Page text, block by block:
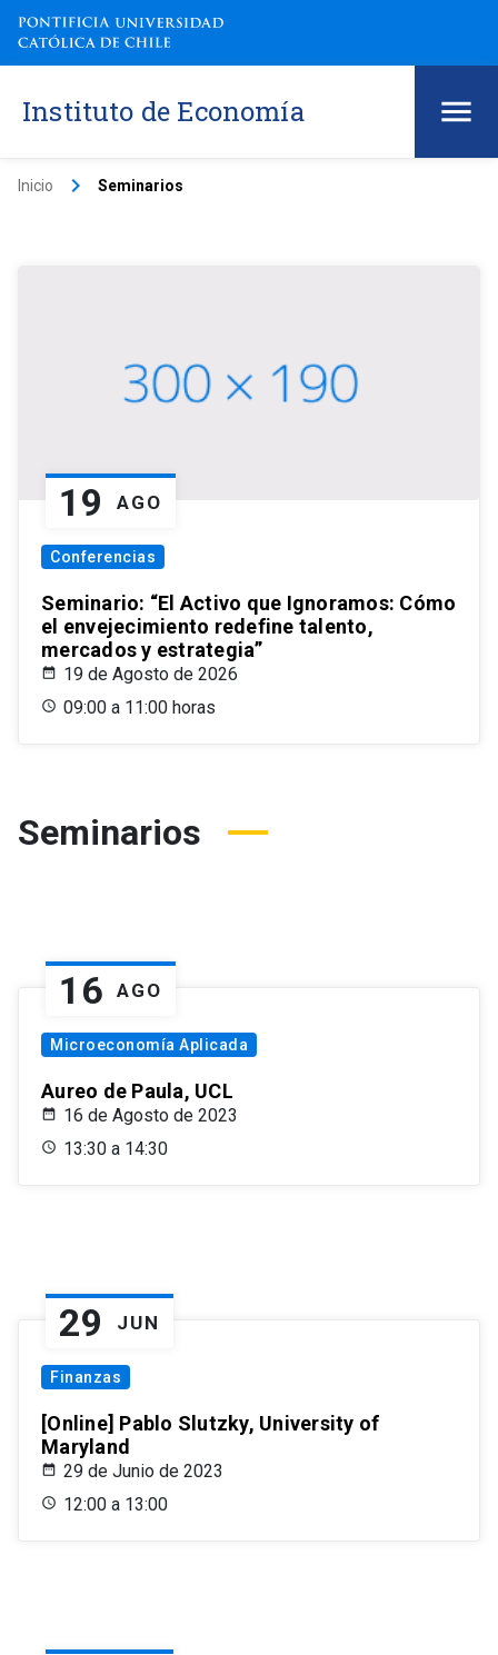
Instituto de Economía
Inicio keyboard_arrow_right Seminarios
19 AGO
Conferencias
Seminario: “El Activo que Ignoramos: Cómo
el envejecimiento redefine talento,
mercados y estrategia”
19 de Agosto de 2026
09:00 a 11:00 horas
Seminarios
16 AGO
Microeconomía Aplicada
Aureo de Paula, UCL
16 de Agosto de 2023
13:30 a 14:30
29 JUN
Finanzas
[Online] Pablo Slutzky, University of
Maryland
29 de Junio de 2023
12:00 a 13:00